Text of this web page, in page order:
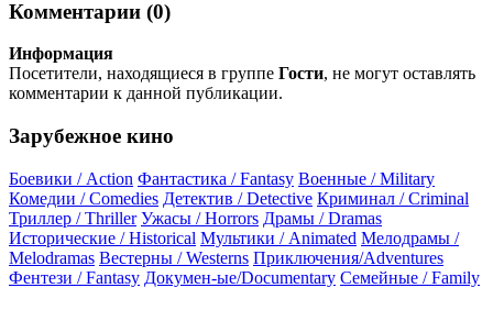
Комментарии (0)
Информация
Посетители, находящиеся в группе Гости, не могут оставлять
комментарии к данной публикации.
Зарубежное кино
Боевики / Action Фантастика / Fantasy Военные / Military
Комедии / Comedies Детектив / Detective Криминал / Criminal
Триллер / Thriller Ужасы / Horrors Драмы / Dramas
Исторические / Historical Мультики / Animated Мелодрамы /
Melodramas Вестерны / Westerns Приключения/Adventures
Фентези / Fantasy Докумен-ые/Documentary Семейные / Family